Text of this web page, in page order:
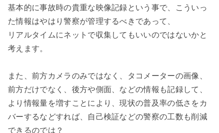
基本的に事故時の貴重な映像記録という事で、こういっ
た情報はやはり警察が管理するべきであって、
リアルタイムにネットで収集してもいいのではないかと
考えます。
また、前方カメラのみではなく、タコメーターの画像、
前方だけでなく、後方や側面、などの情報も記録して、
より情報量を増すことにより、現状の普及率の低さをカ
バーするなどすれば、自己検証などの警察の工数も削減
できるのでは？